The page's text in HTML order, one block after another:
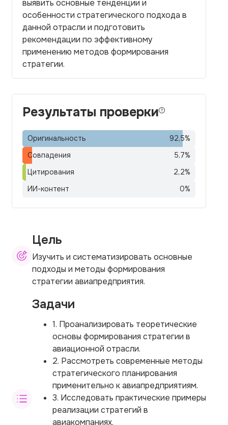
выявить основные тенденции и
особенности стратегического подхода в
данной отрасли и подготовить
рекомендации по эффективному
применению методов формирования
стратегии.
Результаты проверки
Оригинальность 92,5%
Совпадения
5,7%
Цитирования
2,2%
ИИ-контент
0%
Цель
Изучить и систематизировать основные
подходы и методы формирования
стратегии авиапредприятия.
Задачи
1. Проанализировать теоретические
основы формирования стратегии в
авиационной отрасли.
2. Рассмотреть современные методы
стратегического планирования
применительно к авиапредприятиям.
3. Исследовать практические примеры
реализации стратегий в
авиакомпаниях.